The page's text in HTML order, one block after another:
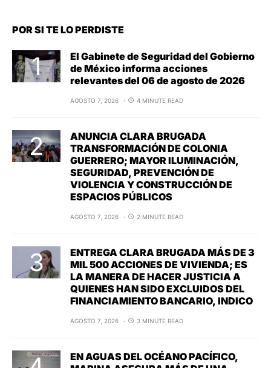
POR SI TE LO PERDISTE
El Gabinete de Seguridad del Gobierno
de México informa acciones
relevantes del 06 de agosto de 2026
AGOSTO 7, 2026 4 MINUTE READ
ANUNCIA CLARA BRUGADA
TRANSFORMACIÓN DE COLONIA
GUERRERO; MAYOR ILUMINACIÓN,
SEGURIDAD, PREVENCIÓN DE
VIOLENCIA Y CONSTRUCCIÓN DE
ESPACIOS PÚBLICOS
AGOSTO 7, 2026 2 MINUTE READ
ENTREGA CLARA BRUGADA MÁS DE 3
MIL 500 ACCIONES DE VIVIENDA; ES
LA MANERA DE HACER JUSTICIA A
QUIENES HAN SIDO EXCLUIDOS DEL
FINANCIAMIENTO BANCARIO, INDICO
AGOSTO 7, 2026 3 MINUTE READ
EN AGUAS DEL OCÉANO PACÍFICO,